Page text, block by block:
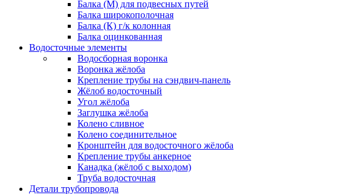
Балка (М) для подвесных путей
Балка широкополочная
Балка (К) г/к колонная
Балка оцинкованная
Водосточные элементы
Водосборная воронка
Воронка жёлоба
Крепление трубы на сэндвич-панель
Жёлоб водосточный
Угол жёлоба
Заглушка жёлоба
Колено сливное
Колено соединительное
Кронштейн для водосточного жёлоба
Крепление трубы анкерное
Канадка (жёлоб с выходом)
Труба водосточная
Детали трубопровода